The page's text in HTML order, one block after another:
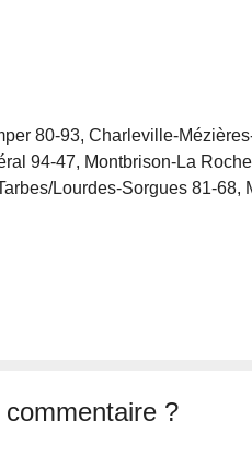
80-93, Charleville-
94-47, Montbrison-La
Lourdes-Sorgues 81-
?